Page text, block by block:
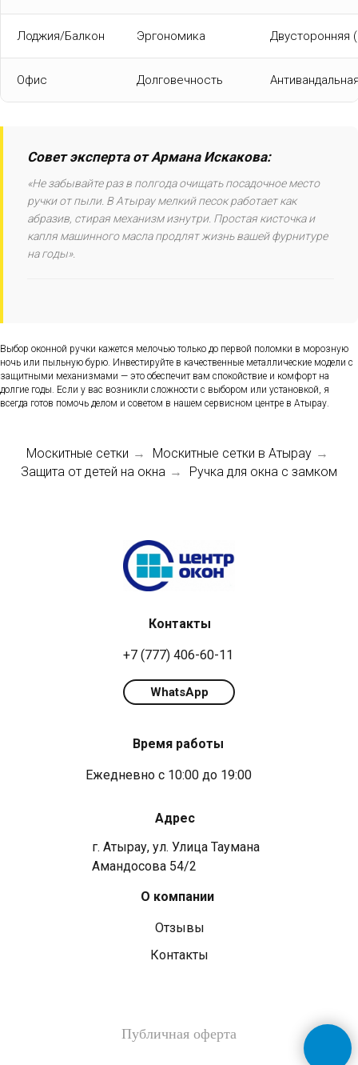
Лоджия/Балкон Эргономика Двусторонняя
Офис Долговечность
Совет эксперта от Армана Искакова:
«Не забывайте раз в полгода очищать посадочное место
ручки от пыли. В Атырау мелкий песок работает как
абразив, стирая механизм изнутри. Простая кисточка и
капля машинного масла продлят жизнь вашей фурнитуре
на годы».
Выбор оконной ручки кажется мелочью только до первой поломки в морозную
ночь или пыльную бурю. Инвестируйте в качественные металлические модели с
защитными механизмами — это обеспечит вам спокойствие и комфорт на
долгие годы. Если у вас возникли сложности с выбором или установкой, я
всегда готов помочь делом и советом в нашем сервисном центре в Атырау.
Москитные сетки → Москитные сетки в Атырау →
Защита от детей на окна → Ручка для окна с замком
+7 (777) 406-60-11
Ежедневно с 10:00 до 19:00
Отзывы
Контакты
г. Атырау, ул. ​​Улица Таумана
Амандосова 54/2
О компании
Адрес
Время работы
Контакты
WhatsApp
Публичная оферта